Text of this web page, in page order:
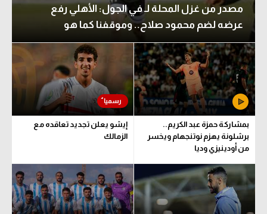
مصدر من غزل المحلة لـ في الجول: الأهلي رفع
عرضه لضم محمود صلاح.. وموقفنا كما هو
بمشاركة حمزة عبد الكريم..
برشلونة يهزم نوتنجهام ويخسر
من أودينيزي وديا
إيشو يعلن تجديد تعاقده مع
الزمالك